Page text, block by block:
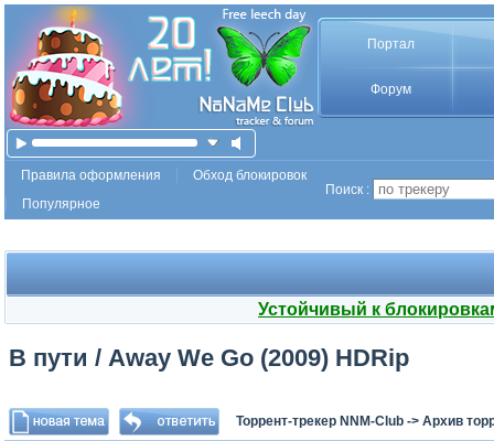
Портал
Форум
Правила оформления
Обход блокировок
Популярное
Поиск :
Устойчивый к
В пути / Away We Go (2009) HDRip
Торрент-трекер NNM-Club -> Архив